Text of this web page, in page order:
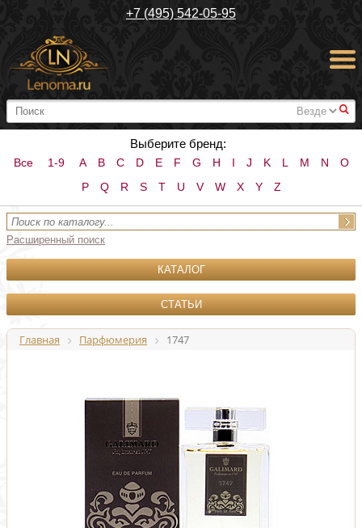
+7 (495) 542-05-95
#
Выберите бренд:
Все 1-9 A B C D E F G H I J K L M N
O
P
Q R S T U V W X Y Z
Расширенный поиск
КАТАЛОГ
СТАТЬИ
Главная Парфюмерия 1747